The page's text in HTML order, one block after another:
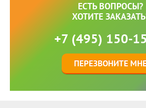
ЕСТЬ ВОПРОСЫ?
ХОТИТЕ
+7 (495) 150-
ПЕРЕЗВОНИТЕ